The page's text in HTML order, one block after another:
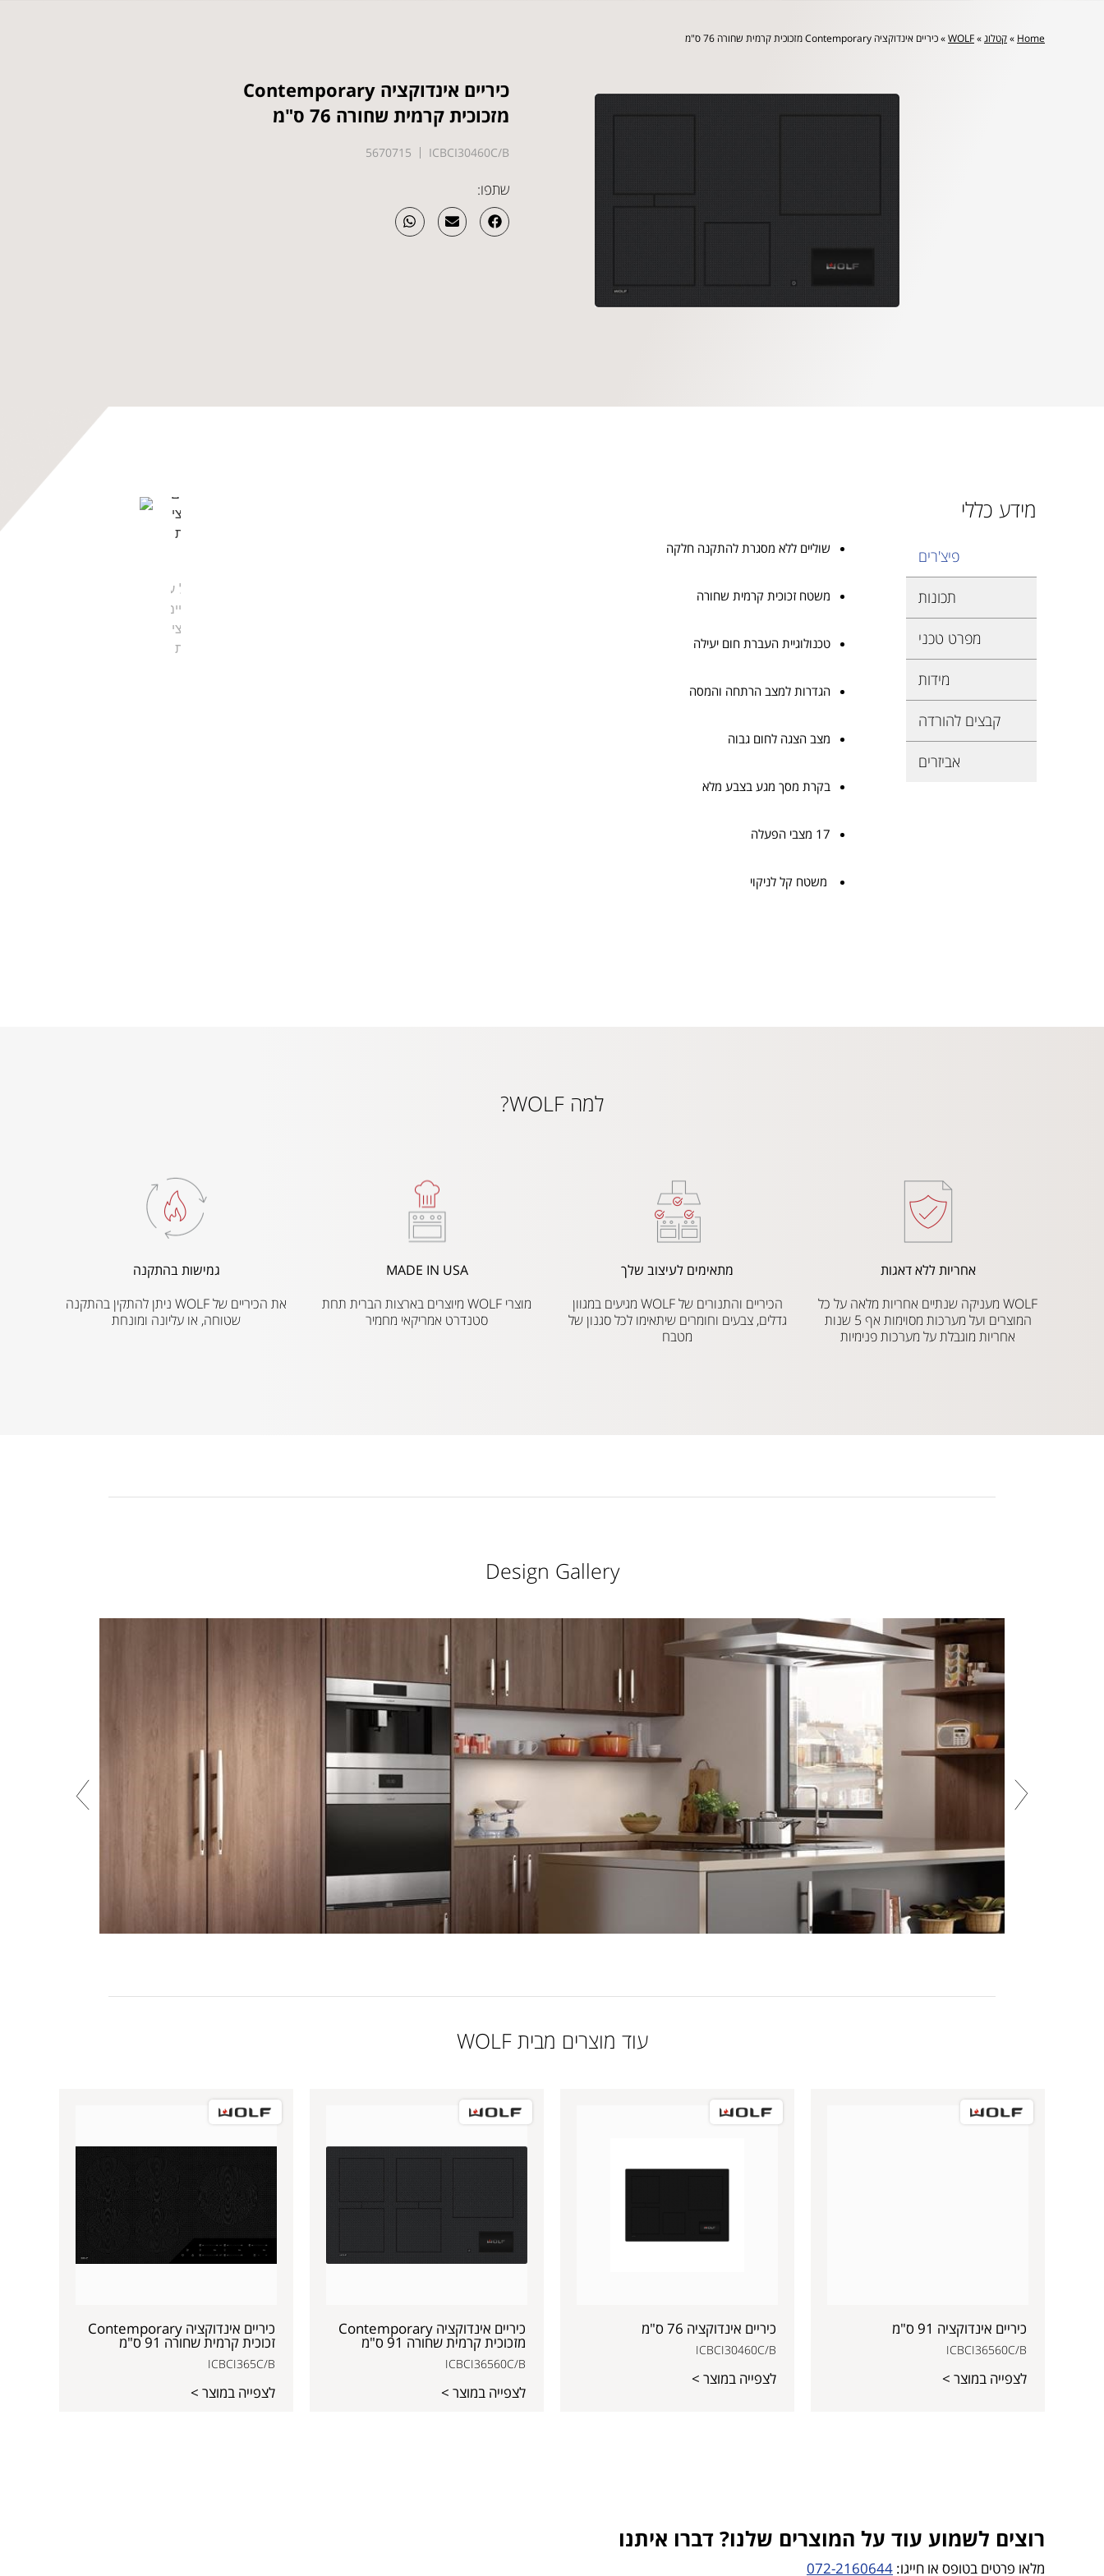
Home
»קטלוג»
WOLF
»כיריים אינדוקציה Contemporary מזכוכית קרמית שחורה 76 ס"מ
כיריים אינדוקציה Contemporary
מזכוכית קרמית שחורה 76 ס"מ
ICBCI30460C/B
5670715
שתפו:
מידע כללי
פיצ'רים
תכונות
מפרט טכני
מידות
קבצים להורדה
אביזרים
שוליים ללא מסגרת להתקנה חלקה
משטח זכוכית קרמית שחורה
טכנולוגיית העברת חום יעילה
הגדרות למצב הרתחה והמסה
מצב הצגה לחום גבוה
בקרת מסך מגע בצבע מלא
17 מצבי הפעלה
משטח קל לניקוי
למה WOLF?
אחריות ללא דאגות
WOLF מעניקה שנתיים אחריות מלאה על כל
המוצרים ועל מערכות מסוימות אף 5 שנות
אחריות מוגבלת על מערכות פנימיות
מתאימים לעיצוב שלך
הכיריים והתנורים של WOLF מגיעים במגוון
גדלים, צבעים וחומרים שיתאימו לכל סגנון של
מטבח
MADE IN USA
מוצרי WOLF מיוצרים בארצות הברית תחת
סטנדרט אמריקאי מחמיר
גמישות בהתקנה
את הכיריים של WOLF ניתן להתקין בהתקנה
שטוחה, או עליונה ומונחת
Design Gallery
עוד מוצרים מבית WOLF
כיריים אינדוקציה 91 ס"מ
ICBCI36560C/B
לצפייה במוצר >
כיריים אינדוקציה 76 ס"מ
ICBCI30460C/B
לצפייה במוצר >
כיריים אינדוקציה Contemporary
מזכוכית קרמית שחורה 91 ס"מ
ICBCI36560C/B
לצפייה במוצר >
כיריים אינדוקציה Contemporary
זכוכית קרמית שחורה 91 ס"מ
ICBCI365C/B
לצפייה במוצר >
רוצים לשמוע עוד על המוצרים שלנו? דברו איתנו
מלאו פרטים בטופס או חייגו: 072-2160644